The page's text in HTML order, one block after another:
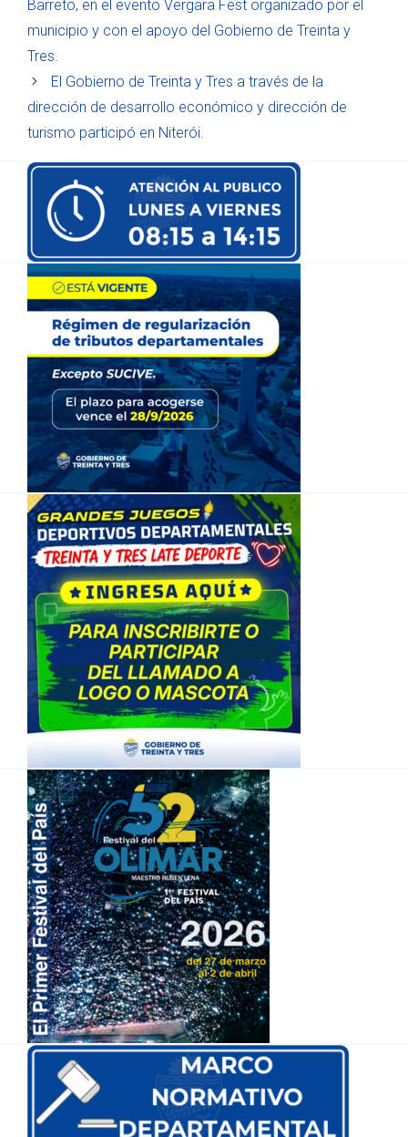
Barreto, en el evento Vergara Fest organizado por el
municipio y con el apoyo del Gobierno de Treinta y
Tres.
El Gobierno de Treinta y Tres a través de la
dirección de desarrollo económico y dirección de
turismo participó en Niterói.